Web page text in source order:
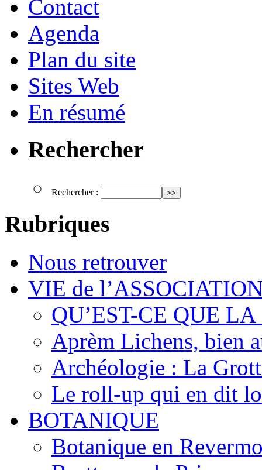
Contact
Agenda
Plan du site
Sites Web
En résumé
Rechercher
Rechercher :
Rubriques
Nous retrouver
VIE de
QU’EST-CE QUE
Aprèm Lichens, bien
Archéologie : La
Le roll-up qui en dit
BOTANIQUE
Botanique en